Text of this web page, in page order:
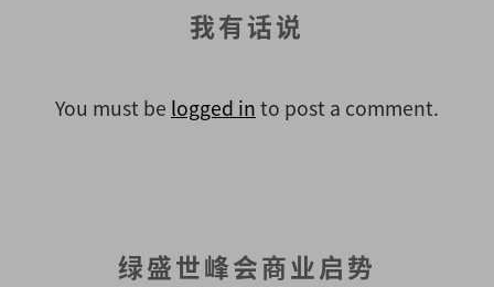
我有话说
You must be logged in to post a comment.
绿盛世峰会商业启势